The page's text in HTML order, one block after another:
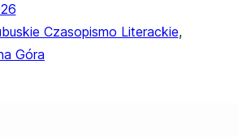
Czasopismo Literackie,
Góra